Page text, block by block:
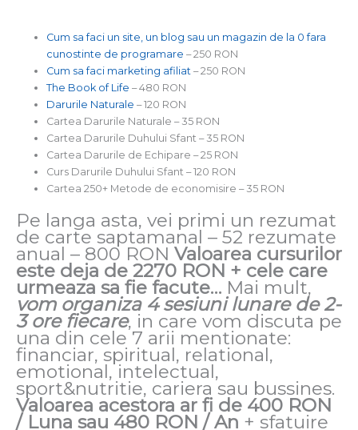
Cum sa faci un site, un blog sau un magazin de la 0 fara
cunostinte de programare – 250 RON
Cum sa faci marketing afiliat – 250 RON
The Book of Life – 480 RON
Darurile Naturale – 120 RON
Cartea Darurile Naturale – 35 RON
Cartea Darurile Duhului Sfant – 35 RON
Cartea Darurile de Echipare – 25 RON
Curs Darurile Duhului Sfant – 120 RON
Cartea 250+ Metode de economisire – 35 RON
Pe langa asta, vei primi un rezumat
de carte saptamanal – 52 rezumate
anual – 800 RON Valoarea cursurilor
este deja de 2270 RON + cele care
urmeaza sa fie facute… Mai mult,
vom organiza 4 sesiuni lunare de 2-
3 ore fiecare, in care vom discuta pe
una din cele 7 arii mentionate:
financiar, spiritual, relational,
emotional, intelectual,
sport&nutritie, cariera sau bussines.
Valoarea acestora ar fi de 400 RON
/ Luna sau 480 RON / An + sfatuire